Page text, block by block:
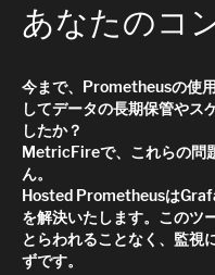
あなたのコ
今まで、Prometheusの使
してデータの長期保管やス
したか？
MetricFireで、これらの問
ん。
Hosted Prometheusは
を解決いたします。このツ
とらわれることなく、監視
ずです。